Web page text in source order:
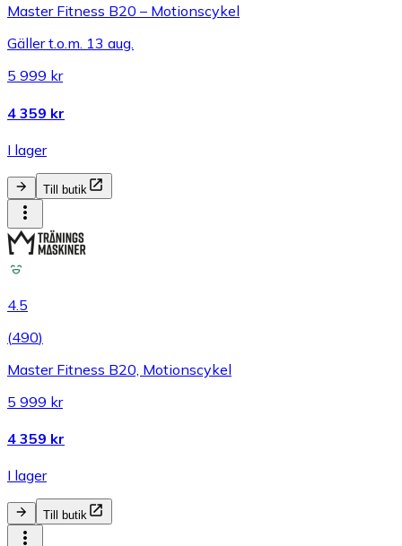
Master Fitness B20 – Motionscykel
Gäller t.o.m. 13 aug.
5 999 kr
4 359 kr
I lager
Till butik
4.5
(490)
Master Fitness B20, Motionscykel
5 999 kr
4 359 kr
I lager
Till butik